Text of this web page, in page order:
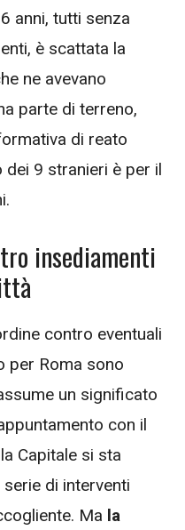
anni, tutti senza
è scattata la
ne avevano
parte di terreno,
di reato
9 stranieri è per il
insediamenti
contro eventuali
per Roma sono
un significato
con il
Capitale si sta
di interventi
Ma la